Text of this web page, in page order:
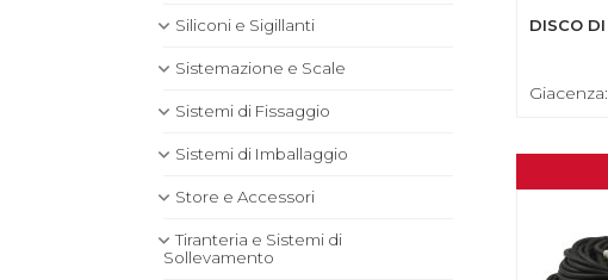
Siliconi e Sigillanti
Sistemazione e Scale
Sistemi di Fissaggio
Sistemi di Imballaggio
Store e Accessori
Tiranteria e Sistemi di
Sollevamento